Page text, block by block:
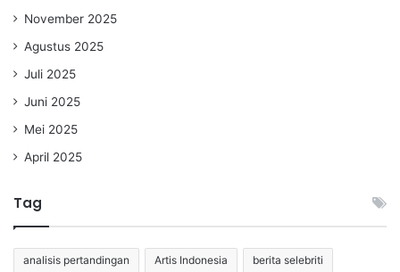
November 2025
Agustus 2025
Juli 2025
Juni 2025
Mei 2025
April 2025
Tag
analisis pertandingan Artis Indonesia berita selebriti